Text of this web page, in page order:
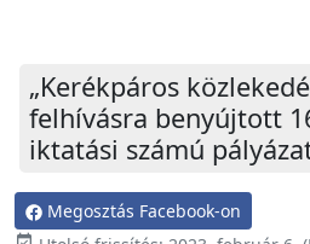
„Kerékpáros
felhívásra benyújtott
iktatási számú
Megosztás Facebook-on